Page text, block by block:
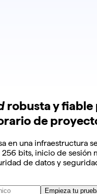
robusta y fiable
de
en una infraestructura
bits, inicio de sesión
de datos y
Empieza tu